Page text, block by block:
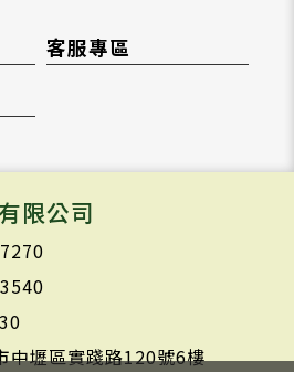
客服專區
限公司
中壢區實踐路120號6樓